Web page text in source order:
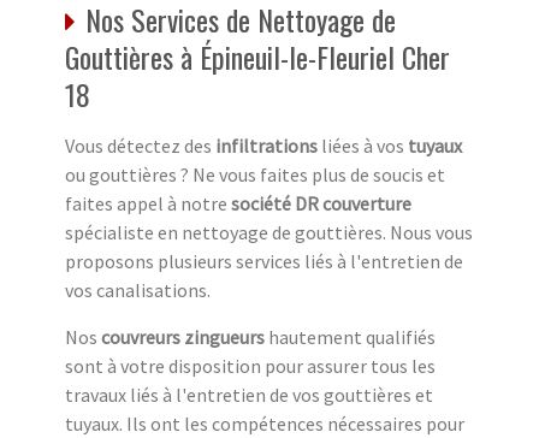
Nos Services de Nettoyage de
Gouttières à Épineuil-le-Fleuriel Cher
18
Vous détectez des infiltrations liées à vos tuyaux
ou gouttières ? Ne vous faites plus de soucis et
faites appel à notre société DR couverture
spécialiste en nettoyage de gouttières. Nous vous
proposons plusieurs services liés à l'entretien de
vos canalisations.
Nos couvreurs zingueurs hautement qualifiés
sont à votre disposition pour assurer tous les
travaux liés à l'entretien de vos gouttières et
tuyaux. Ils ont les compétences nécessaires pour